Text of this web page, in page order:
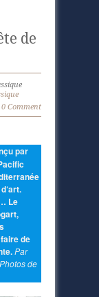
de
0 Comment
par
Le
de
Par
de